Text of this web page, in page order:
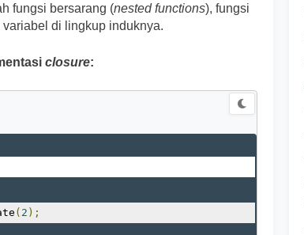
fungsi bersarang (nested functions), fungsi
di lingkup induknya.
closure:
( 2 );